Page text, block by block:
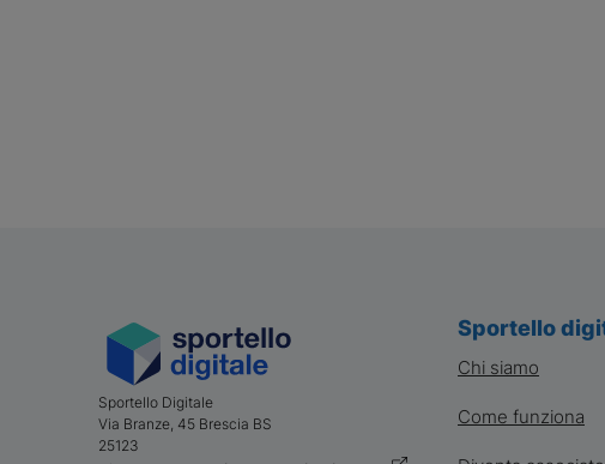
Sportello Digitale
Via Branze, 45 Brescia BS
25123
Sportello
Chi siamo
Come funziona